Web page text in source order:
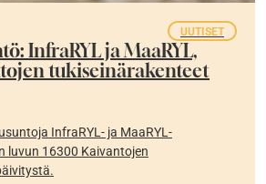
UUTISET
InfraRYL ja MaaRYL,
tukiseinärakenteet
InfraRYL- ja MaaRYL-
luvun 16300 Kaivantojen